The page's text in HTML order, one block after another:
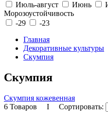
Июль-август
Июнь
Морозоустойчивость
-29
-23
Главная
Декоративные культуры
Скумпия
Скумпия
Скумпия кожевенная
6 Товаров I Сортировать: